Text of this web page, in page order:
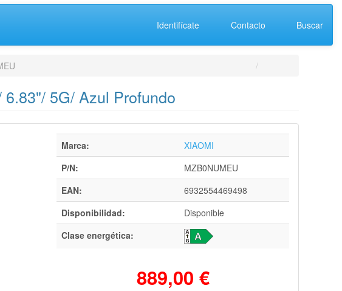
Identifícate Contacto Buscar
5G/ Azul Profundo
Marca:
XIAOMI
P/N:
MZB0NUMEU
EAN:
6932554469498
Disponibilidad:
Disponible
Clase energética:
889,00 €